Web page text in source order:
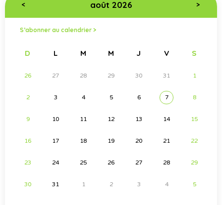
< août 2026 >
S’abonner au calendrier >
D L M M J V S
26 27 28 29 30 31 1
2 3 4 5 6 7 8
9 10 11 12 13 14 15
16 17 18 19 20 21 22
23 24 25 26 27 28 29
30 31 1 2 3 4 5